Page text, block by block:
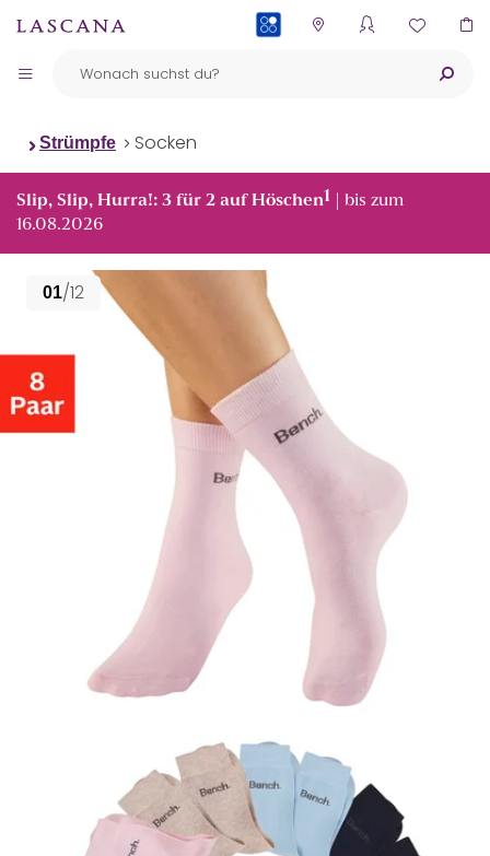
Strümpfe Socken
Slip, Slip, Hurra!: 3 für 2 auf Höschen1 | bis zum
16.08.2026
01/12